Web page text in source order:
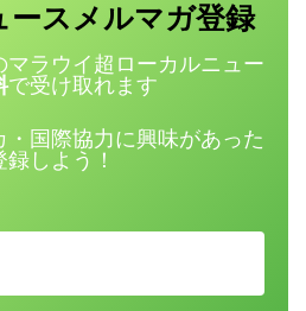
ース メルマガ登録
マラウイ超ローカルニュー
で受け取れます
国際協力に興味があった
録しよう！